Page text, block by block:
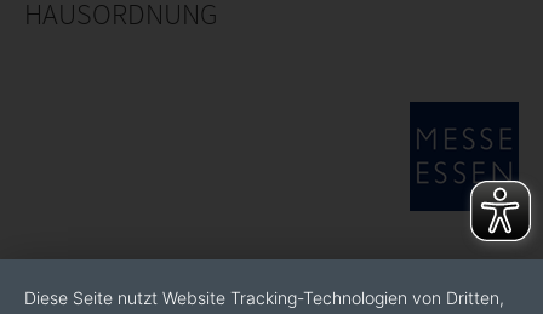
HAUSORDNUNG
Diese Seite nutzt Website Tracking-Technologien von Dritten,